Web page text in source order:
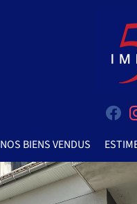
NOS BIENS VENDUS